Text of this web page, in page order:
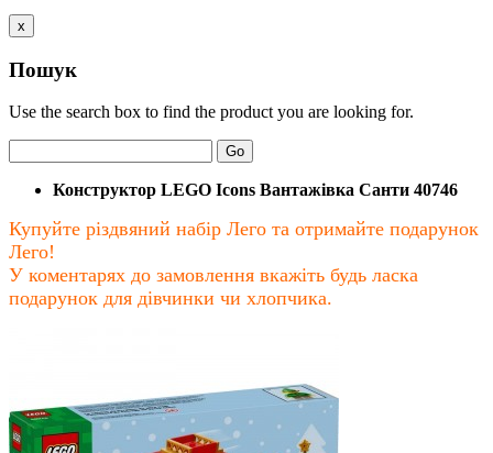
x
Пошук
Use the search box to find the product you are looking for.
Go
Конструктор LEGO Icons Вантажівка Санти 40746
Купуйте різдвяний набір Лего та отримайте подарунок
Лего!
У коментарях до замовлення вкажіть будь ласка
подарунок для дівчинки чи хлопчика.